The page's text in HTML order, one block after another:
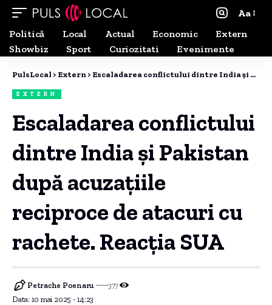
Aa
Politică
Local Actual Economic
Extern
Showbiz
Sport Curiozitati Evenimente
PulsLocal > Extern > Escaladarea conflictului dintre India și Pakistan după acuzațiile reciproce de atacuri cu rachete. Reacția SUA
EXTERN
Escaladarea conflictului
dintre India și Pakistan
după acuzațiile
reciproce de atacuri cu
rachete. Reacția SUA
Data: 10 mai 2025 - 14:23
Petrache Poenaru 377